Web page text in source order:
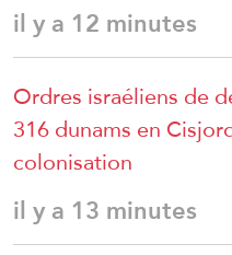
il y a 12 minutes
Ordres israéliens de
316 dunams en
colonisation
il y a 13 minutes